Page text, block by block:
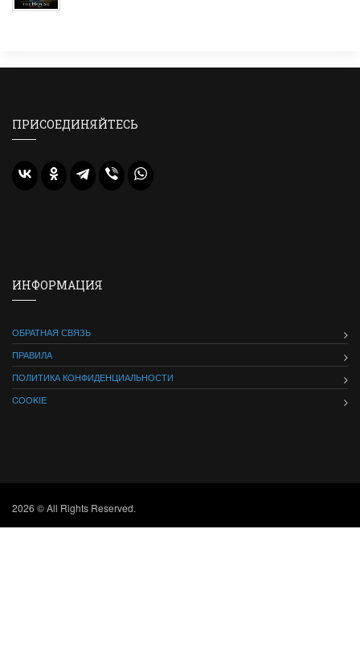
ПРИСОЕДИНЯЙТЕСЬ
ИНФОРМАЦИЯ
ОБРАТНАЯ СВЯЗЬ
ПРАВИЛА
ПОЛИТИКА КОНФИДЕНЦИАЛЬНОСТИ
COOKIE
2026 © All Rights Reserved.